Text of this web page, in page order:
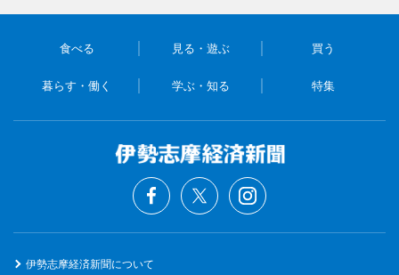
食べる 見る・遊ぶ 買う
暮らす・働く 学ぶ・知る 特集
伊勢志摩経済新聞について